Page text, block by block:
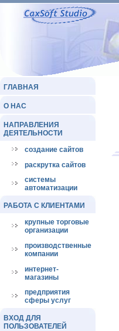
ГЛАВНАЯ
О НАС
НАПРАВЛЕНИЯ
ДЕЯТЕЛЬНОСТИ
создание сайтов
раскрутка сайтов
системы
автоматизации
РАБОТА С КЛИЕНТАМИ
крупные торговые
организации
производственные
компании
интернет-
магазины
предприятия
сферы услуг
ВХОД ДЛЯ
ПОЛЬЗОВАТЕЛЕЙ